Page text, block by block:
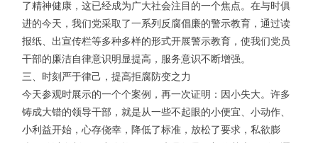
了精神健康，这已经成为广大社会注目的一个焦点。在与时俱
进的今天，我们党采取了一系列反腐倡廉的警示教育，通过读
报纸、出宣传栏等多种多样的形式开展警示教育，使我们党员
干部的廉洁自律意识明显提高，服务意识不断增强。
三、时刻严于律己，提高拒腐防变之力
今天参观时展示的一个个案例，再一次证明：因小失大。许多
铸成大错的领导干部，就是从一些不起眼的小便宜、小动作、
小利益开始，心存侥幸，降低了标准，放松了要求，私欲膨